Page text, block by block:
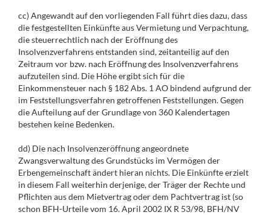
cc) Angewandt auf den vorliegenden Fall führt dies dazu, dass
die festgestellten Einkünfte aus Vermietung und Verpachtung,
die steuerrechtlich nach der Eröffnung des
Insolvenzverfahrens entstanden sind, zeitanteilig auf den
Zeitraum vor bzw. nach Eröffnung des Insolvenzverfahrens
aufzuteilen sind. Die Höhe ergibt sich für die
Einkommensteuer nach § 182 Abs. 1 AO bindend aufgrund der
im Feststellungsverfahren getroffenen Feststellungen. Gegen
die Aufteilung auf der Grundlage von 360 Kalendertagen
bestehen keine Bedenken.
dd) Die nach Insolvenzeröffnung angeordnete
Zwangsverwaltung des Grundstücks im Vermögen der
Erbengemeinschaft ändert hieran nichts. Die Einkünfte erzielt
in diesem Fall weiterhin derjenige, der Träger der Rechte und
Pflichten aus dem Mietvertrag oder dem Pachtvertrag ist (so
schon BFH-Urteile vom 16. April 2002 IX R 53/98, BFH/NV